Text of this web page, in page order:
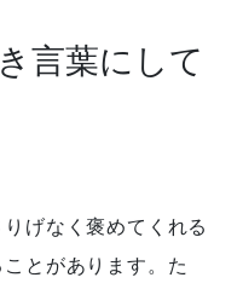
言葉にして
げなく褒めてくれる
とがあります。た